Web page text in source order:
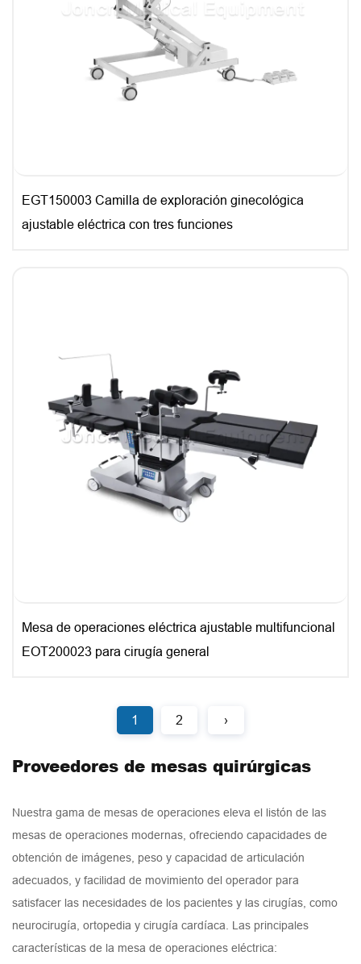
EGT150003 Camilla de exploración ginecológica
ajustable eléctrica con tres funciones
Mesa de operaciones eléctrica ajustable multifuncional
EOT200023 para cirugía general
1 2 ›
Proveedores de mesas quirúrgicas
Nuestra gama de mesas de operaciones eleva el listón de las
mesas de operaciones modernas, ofreciendo capacidades de
obtención de imágenes, peso y capacidad de articulación
adecuados, y facilidad de movimiento del operador para
satisfacer las necesidades de los pacientes y las cirugías, como
neurocirugía, ortopedia y cirugía cardíaca. Las principales
características de la mesa de operaciones eléctrica: